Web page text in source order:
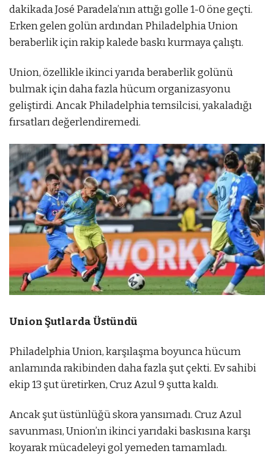
dakikada José Paradela’nın attığı golle 1-0 öne geçti.
Erken gelen golün ardından Philadelphia Union
beraberlik için rakip kalede baskı kurmaya çalıştı.
Union, özellikle ikinci yarıda beraberlik golünü
bulmak için daha fazla hücum organizasyonu
geliştirdi. Ancak Philadelphia temsilcisi, yakaladığı
fırsatları değerlendiremedi.
Union Şutlarda Üstündü
Philadelphia Union, karşılaşma boyunca hücum
anlamında rakibinden daha fazla şut çekti. Ev sahibi
ekip 13 şut üretirken, Cruz Azul 9 şutta kaldı.
Ancak şut üstünlüğü skora yansımadı. Cruz Azul
savunması, Union’ın ikinci yarıdaki baskısına karşı
koyarak mücadeleyi gol yemeden tamamladı.